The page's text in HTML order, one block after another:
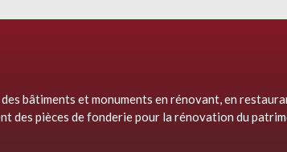
bâtiments et monuments en rénovant, en
des pièces de fonderie pour la rénovation du